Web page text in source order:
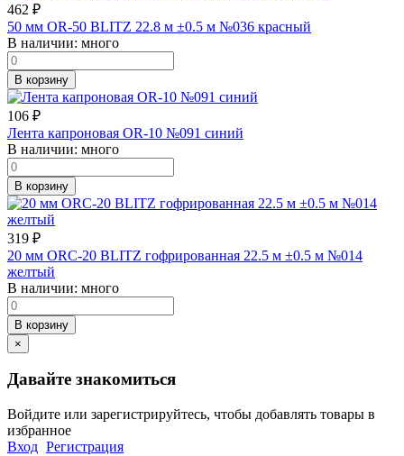
462 ₽
50 мм OR-50 BLITZ 22.8 м ±0.5 м №036 красный
В наличии: много
В корзину
106 ₽
Лента капроновая OR-10 №091 синий
В наличии: много
В корзину
319 ₽
20 мм ORC-20 BLITZ гофрированная 22.5 м ±0.5 м №014
желтый
В наличии: много
В корзину
×
Давайте знакомиться
Войдите или зарегистрируйтесь, чтобы добавлять товары в
избранное
Вход Регистрация